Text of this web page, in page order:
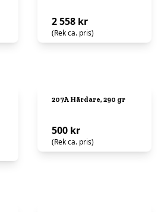
2 558 kr
(Rek ca. pris)
207A Härdare, 290 gr
500 kr
(Rek ca. pris)